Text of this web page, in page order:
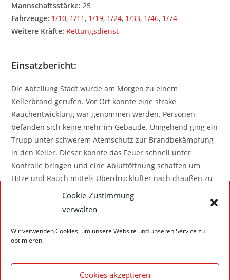
Cookie-Zustimmung
verwalten
Wir verwenden Cookies, um unsere Website und unseren Service zu
optimieren.
Cookies akzeptieren
Mannschaftsstärke: 25
Fahrzeuge: 1/10, 1/11, 1/19, 1/24, 1/33, 1/46, 1/74
Weitere Kräfte: Rettungsdienst
Einsatzbericht:
Die Abteilung Stadt wurde am Morgen zu einem
Kellerbrand gerufen. Vor Ort konnte eine strake
Rauchentwicklung war genommen werden. Personen
befanden sich keine mehr im Gebäude. Umgehend ging ein
Trupp unter schwerem Atemschutz zur Brandbekämpfung
in den Keller. Dieser konnte das Feuer schnell unter
Kontrolle bringen und eine Abluftöffnung schaffen um
Hitze und Rauch mittels Überdrucklüfter nach draußen zu
befördern. Später wurde noch einige Nachlöscharbeiten
durchgeführt. Der Schaden konnte auf den Kellerraum
Zur Sicherheit wurde mit einem Fahrzeug eine Brandwach